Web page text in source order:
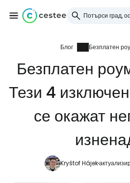
Блог
Безплатен
Тези 4
се окажат
Kryštof Hájek
Влезте в
... световната общност на
Продължете с